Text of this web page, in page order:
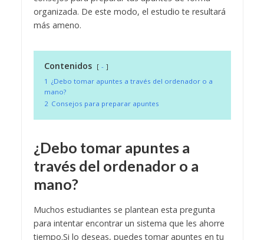
organizada. De este modo, el estudio te resultará
más ameno.
Contenidos
-
1 ¿Debo tomar apuntes a través del ordenador o a
mano?
2 Consejos para preparar apuntes
¿Debo tomar apuntes a
través del ordenador o a
mano?
Muchos estudiantes se plantean esta pregunta
para intentar encontrar un sistema que les ahorre
tiempo.Si lo deseas, puedes tomar apuntes en tu